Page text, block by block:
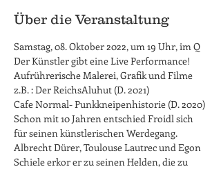
Über die Veranstaltung
Samstag, 08. Oktober 2022, um 19 Uhr, im Q
Der Künstler gibt eine Live Performance!
Aufrührerische Malerei, Grafik und Filme
z.B. : Der ReichsAluhut (D. 2021)
Cafe Normal- Punkkneipenhistorie (D. 2020)
Schon mit 10 Jahren entschied Froidl sich
für seinen künstlerischen Werdegang.
Albrecht Dürer, Toulouse Lautrec und Egon
Schiele erkor er zu seinen Helden, die zu